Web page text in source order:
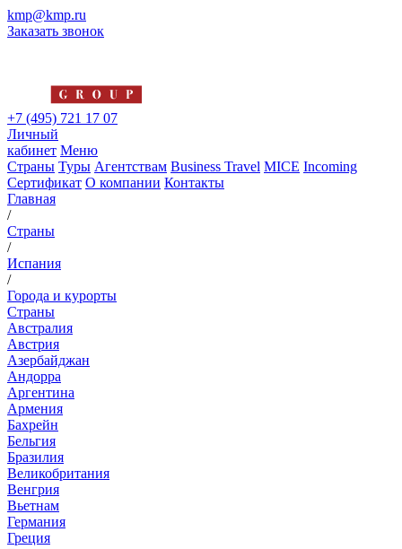
kmp@kmp.ru
Заказать звонок
+7 (495) 721 17 07
Личный
кабинет Меню
Страны Туры Агентствам Business Travel MICE Incoming
Сертификат О компании Контакты
Главная
/
Страны
/
Испания
/
Города и курорты
Страны
Австралия
Австрия
Азербайджан
Андорра
Аргентина
Армения
Бахрейн
Бельгия
Бразилия
Великобритания
Венгрия
Вьетнам
Германия
Греция